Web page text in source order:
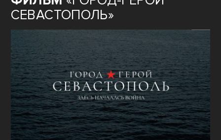
СЕВАСТОПОЛЬ»